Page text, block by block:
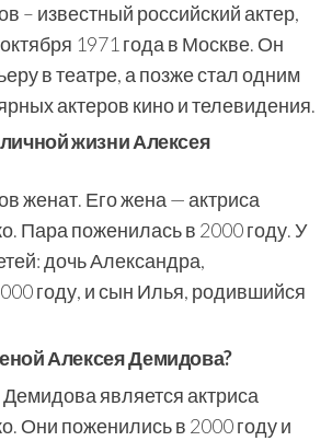
– известный российский актер,
1971 года в Москве. Он
в театре, а позже стал одним
актеров кино и телевидения.
жизни Алексея
женат. Его жена — актриса
Пара поженилась в 2000 году. У
дочь Александра,
году, и сын Илья, родившийся
Алексея Демидова?
является актриса
Они поженились в 2000 году и